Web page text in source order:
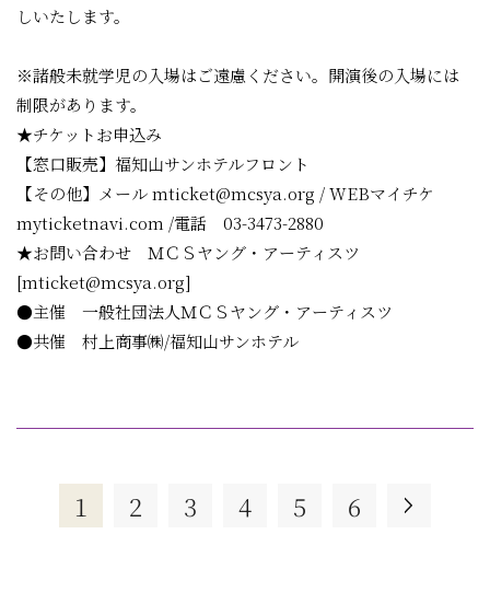
しいたします。
※諸般未就学児の入場はご遠慮ください。開演後の入場には
制限があります。
★チケットお申込み
【窓口販売】福知山サンホテルフロント
【その他】メール mticket@mcsya.org / WEBマイチケ
myticketnavi.com /電話 03-3473-2880
★お問い合わせ ＭＣＳヤング・アーティスツ
[mticket@mcsya.org]
●主催 一般社団法人ＭＣＳヤング・アーティスツ
●共催 村上商事㈱/福知山サンホテル
1 2 3 4 5 6